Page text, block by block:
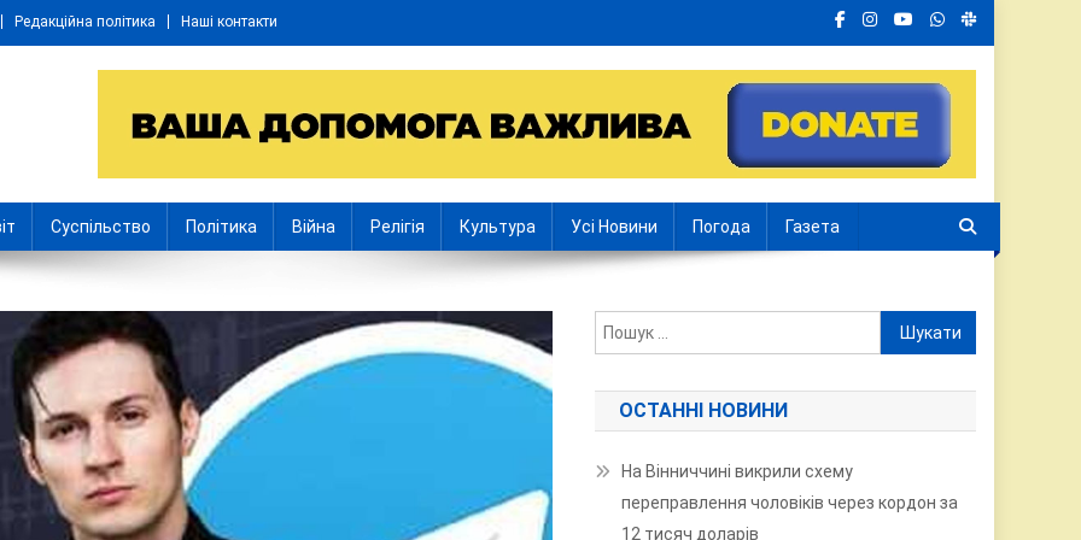
Редакційна політика Наші контакти
Суспільство Політика Війна Релігія Культура Усі Новини Погода Газета
Пошук:
ОСТАННІ НОВИНИ
На Вінниччині викрили схему
переправлення чоловіків через кордон за
12 тисяч доларів